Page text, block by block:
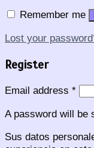
Remember me
Lost your
Register
Email address *
A password will be
Sus datos